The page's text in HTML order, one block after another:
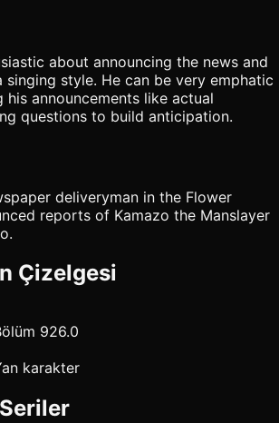
about announcing the news and
style. He can be very emphatic
his announcements like actual
questions to build anticipation.
deliveryman in the Flower
reports of Kamazo the Manslayer
Çizelgesi
926.0
karakter